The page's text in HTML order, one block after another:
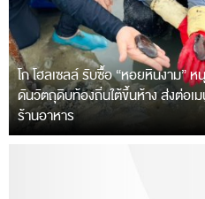
โก โฮลเซลล์ รับซื้อ “หอยหินงาม”
ดันวัตถุดิบท้องถิ่นใต้ขึ้นห้าง ส่งต่อเ
ร้านอาหาร